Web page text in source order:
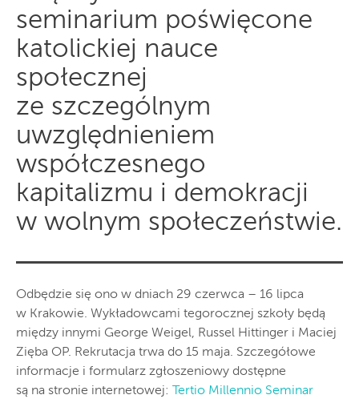
seminarium poświęcone
katolickiej nauce
społecznej
ze szczególnym
uwzględnieniem
współczesnego
kapitalizmu i demokracji
w wolnym społeczeństwie.
Odbędzie się ono w dniach 29 czerwca – 16 lipca
w Krakowie. Wykładowcami tegorocznej szkoły będą
między innymi George Weigel, Russel Hittinger i Maciej
Zięba OP. Rekrutacja trwa do 15 maja. Szczegółowe
informacje i formularz zgłoszeniowy dostępne
są na stronie internetowej:
Tertio Millennio Seminar